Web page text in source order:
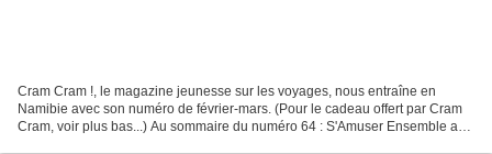
Cram Cram !, le magazine jeunesse sur les voyages, nous entraîne en
Namibie avec son numéro de février-mars. (Pour le cadeau offert par Cram
Cram, voir plus bas...) Au sommaire du numéro 64 : S'Amuser Ensemble a